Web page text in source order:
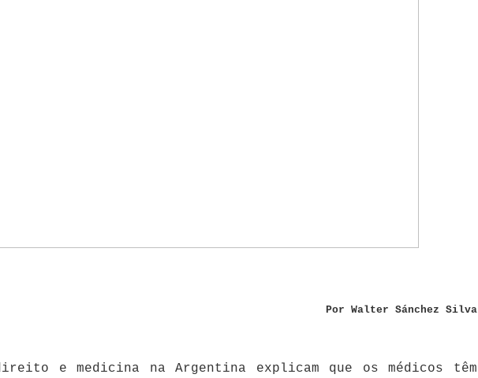
Por Walter Sánchez Silva
e medicina na Argentina explicam que os médicos têm